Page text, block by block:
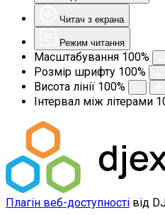
Читач з екрана
Режим читання
Масштабування 100%
Розмір шрифту 100%
Висота лінії 100%
Інтервал між літерами
Плагін веб-доступності від